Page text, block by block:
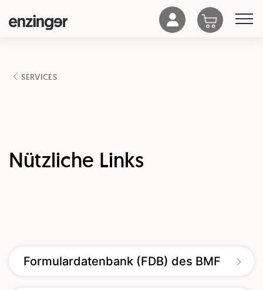
SERVICES
Nützliche Links
Formulardatenbank (FDB) des BMF